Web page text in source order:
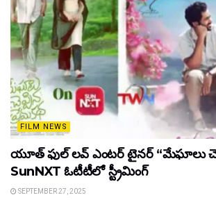
FILM NEWS
యూత్ ఫుల్ లవ్ ఎంటర్ టైనర్ “మేఘాలు
SunNXT ఓటీటీలో స్ట్రీమింగ్
SEPTEMBER 27, 2025